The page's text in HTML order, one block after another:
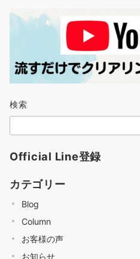
検索
Official Line登録
カテゴリー
Blog
Column
お客様の声
お知らせ